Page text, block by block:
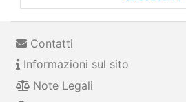
Contatti
Informazioni sul sito
Note Legali